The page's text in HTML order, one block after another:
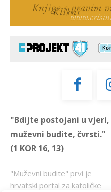
"Bdijte postojani u vjeri,
muževni budite, čvrsti."
(1 KOR 16, 13)
"Muževni budite" prvi je
hrvatski portal za katoličke